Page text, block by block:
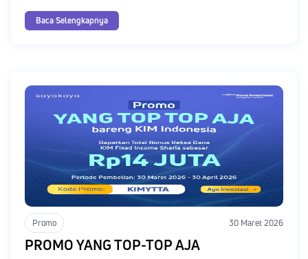
Baca Selengkapnya
Promo 30 Maret 2026
PROMO YANG TOP-TOP AJA